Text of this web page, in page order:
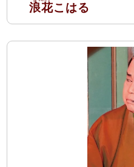
浪花こはる